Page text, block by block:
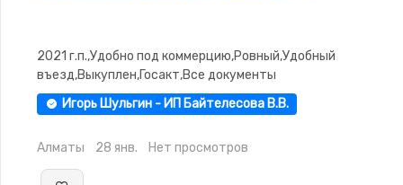
2021 г.п.,Удобно под коммерцию,Ровный,Удобный
въезд,Выкуплен,Госакт,Все документы
Игорь Шульгин - ИП Байтелесова В.В.
Алматы 28 янв. Нет просмотров